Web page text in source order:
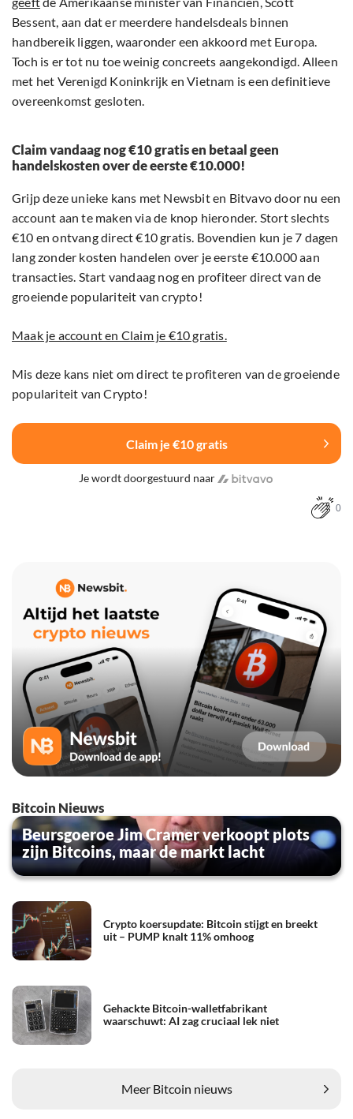
Bessent, aan dat er meerdere handelsdeals binnen
handbereik liggen, waaronder een akkoord met Europa.
Toch is er tot nu toe weinig concreets aangekondigd. Alleen
met het Verenigd Koninkrijk en Vietnam is een definitieve
overeenkomst gesloten.
Claim vandaag nog €10 gratis en betaal geen
handelskosten over de eerste €10.000!
Grijp deze unieke kans met Newsbit en Bitvavo door nu een
account aan te maken via de knop hieronder. Stort slechts
€10 en ontvang direct €10 gratis. Bovendien kun je 7 dagen
lang zonder kosten handelen over je eerste €10.000 aan
transacties. Start vandaag nog en profiteer direct van de
groeiende populariteit van crypto!
Maak je account en Claim je €10 gratis.
Mis deze kans niet om direct te profiteren van de groeiende
populariteit van Crypto!
Claim je €10 gratis
Je wordt doorgestuurd naar
0
Bitcoin Nieuws
Beursgoeroe Jim Cramer verkoopt plots
zijn Bitcoins, maar de markt lacht
Crypto koersupdate: Bitcoin stijgt en breekt
uit – PUMP knalt 11% omhoog
Gehackte Bitcoin-walletfabrikant
waarschuwt: AI zag cruciaal lek niet
Meer Bitcoin nieuws